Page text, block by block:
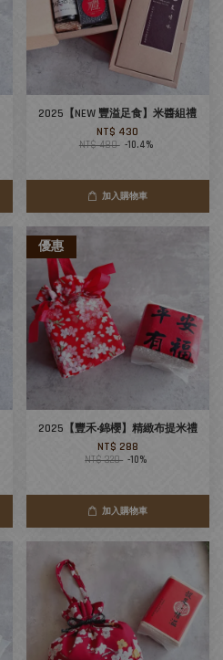
2025【NEW 豐溢足食】米醬組禮
NT$ 430
NT$ 480 -10.4%
加入購物車
優惠
2025【豐禾‧錦櫻】精緻布提米禮
NT$ 288
NT$ 320 -10%
加入購物車